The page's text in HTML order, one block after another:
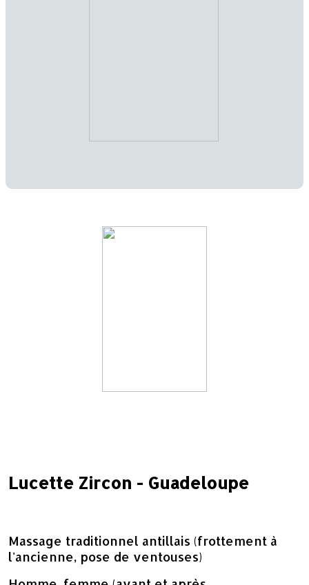
Lucette Zircon - Guadeloupe
Massage traditionnel antillais (frottement à
l'ancienne, pose de ventouses)